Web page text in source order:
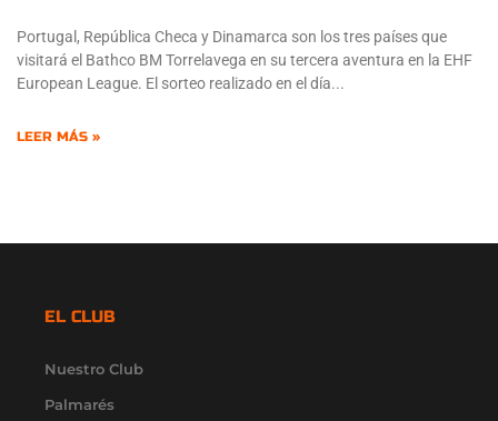
Portugal, República Checa y Dinamarca son los tres países que
visitará el Bathco BM Torrelavega en su tercera aventura en la EHF
European League. El sorteo realizado en el día
LEER MÁS »
EL CLUB
Nuestro Club
Palmarés